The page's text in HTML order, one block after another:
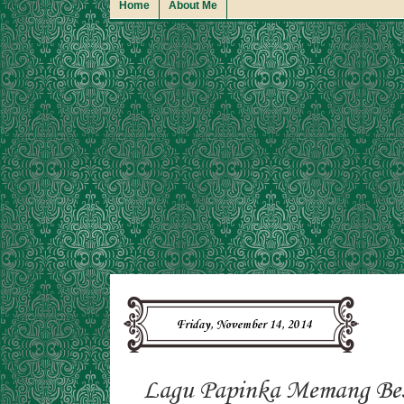
Home About Me
Friday, November 14, 2014
Lagu Papinka Memang